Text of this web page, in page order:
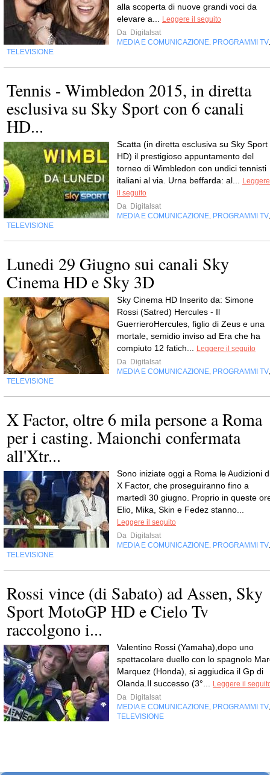
alla scoperta di nuove grandi voci da
elevare a...
Leggere il seguito
Da Digitalsat
MEDIA E COMUNICAZIONE PROGRAMMI TV
TELEVISIONE
Tennis - Wimbledon 2015, in diretta
esclusiva su Sky Sport con 6 canali
HD...
Scatta (in diretta esclusiva su Sky Sport
HD) il prestigioso appuntamento del
torneo di Wimbledon con undici tennisti
italiani al via. Urna beffarda: al...
Leggere
il seguito
Da Digitalsat
MEDIA E COMUNICAZIONE PROGRAMMI TV
TELEVISIONE
Lunedi 29 Giugno sui canali Sky
Cinema HD e Sky 3D
Sky Cinema HD Inserito da: Simone
Rossi (Satred) Hercules - Il
GuerrieroHercules, figlio di Zeus e una
mortale, semidio inviso ad Era che ha
compiuto 12 fatich...
Leggere il seguito
Da Digitalsat
MEDIA E COMUNICAZIONE PROGRAMMI TV
TELEVISIONE
X Factor, oltre 6 mila persone a Roma
per i casting. Maionchi confermata
all'Xtr...
Sono iniziate oggi a Roma le Audizioni
X Factor, che proseguiranno fino a
martedì 30 giugno. Proprio in queste
Elio, Mika, Skin e Fedez stanno...
Leggere il seguito
Da Digitalsat
MEDIA E COMUNICAZIONE PROGRAMMI TV
TELEVISIONE
Rossi vince (di Sabato) ad Assen, Sky
Sport MotoGP HD e Cielo Tv
raccolgono i...
Valentino Rossi (Yamaha),dopo uno
spettacolare duello con lo spagnolo
Marquez (Honda), si aggiudica il Gp di
Olanda.Il successo (3°...
Leggere il
Da Digitalsat
MEDIA E COMUNICAZIONE PROGRAMMI TV
TELEVISIONE